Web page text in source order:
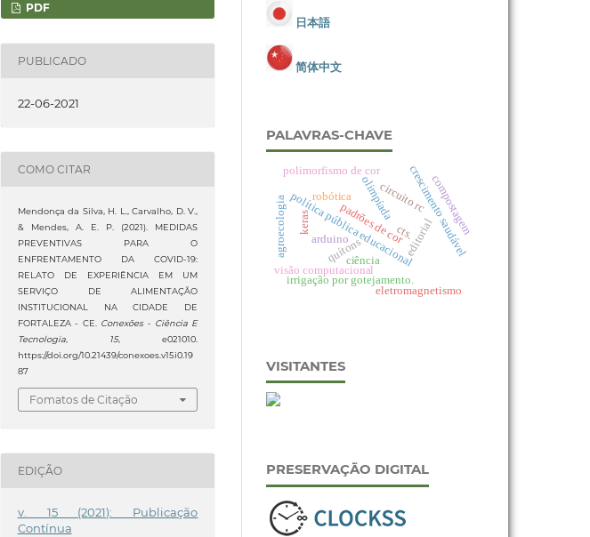
PDF
PUBLICADO
22-06-2021
COMO CITAR
Mendonça da Silva, H. L., Carvalho, D. V.,
& Mendes, A. E. P. (2021). MEDIDAS
PREVENTIVAS PARA O
ENFRENTAMENTO DA COVID-19:
RELATO DE EXPERIÊNCIA EM UM
SERVIÇO DE ALIMENTAÇÃO
INSTITUCIONAL NA CIDADE DE
FORTALEZA - CE. Conexões - Ciência E
Tecnologia, 15, e021010.
https://doi.org/10.21439/conexoes.v15i0.19
87
Fomatos de Citação
EDIÇÃO
v. 15 (2021): Publicação
Contínua
日本語
简体中文
PALAVRAS-CHAVE
editorial
olimpíada
política pública educacional
padrões de cor
polimorfismo de cor
quítons
robótica
visão computacional
keras crescimento saudável
irrigação por gotejamento.
cts.
agroecologia compostagem
eletromagnetismo
ciência
arduino
circuito rc
VISITANTES
PRESERVAÇÃO DIGITAL